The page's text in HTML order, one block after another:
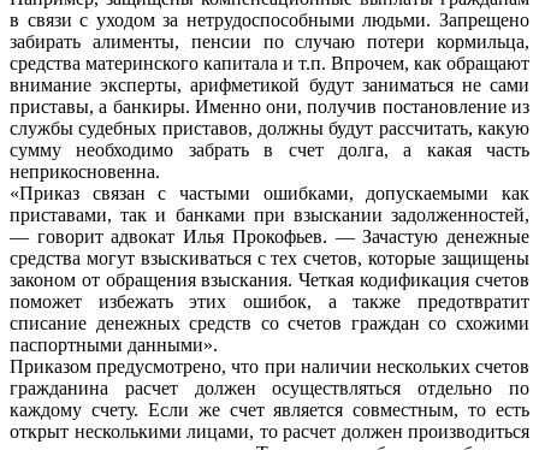
в связи с уходом за нетрудоспособными людьми. Запрещено
забирать алименты, пенсии по случаю потери кормильца,
средства материнского капитала и т.п. Впрочем, как обращают
внимание эксперты, арифметикой будут заниматься не сами
приставы, а банкиры. Именно они, получив постановление из
службы судебных приставов, должны будут рассчитать, какую
сумму необходимо забрать в счет долга, а какая часть
неприкосновенна.
«Приказ связан с частыми ошибками, допускаемыми как
приставами, так и банками при взыскании задолженностей,
— говорит адвокат Илья Прокофьев. — Зачастую денежные
средства могут взыскиваться с тех счетов, которые защищены
законом от обращения взыскания. Четкая кодификация счетов
поможет избежать этих ошибок, а также предотвратит
списание денежных средств со счетов граждан со схожими
паспортными данными».
Приказом предусмотрено, что при наличии нескольких счетов
гражданина расчет должен осуществляться отдельно по
каждому счету. Если же счет является совместным, то есть
открыт несколькими лицами, то расчет должен производиться